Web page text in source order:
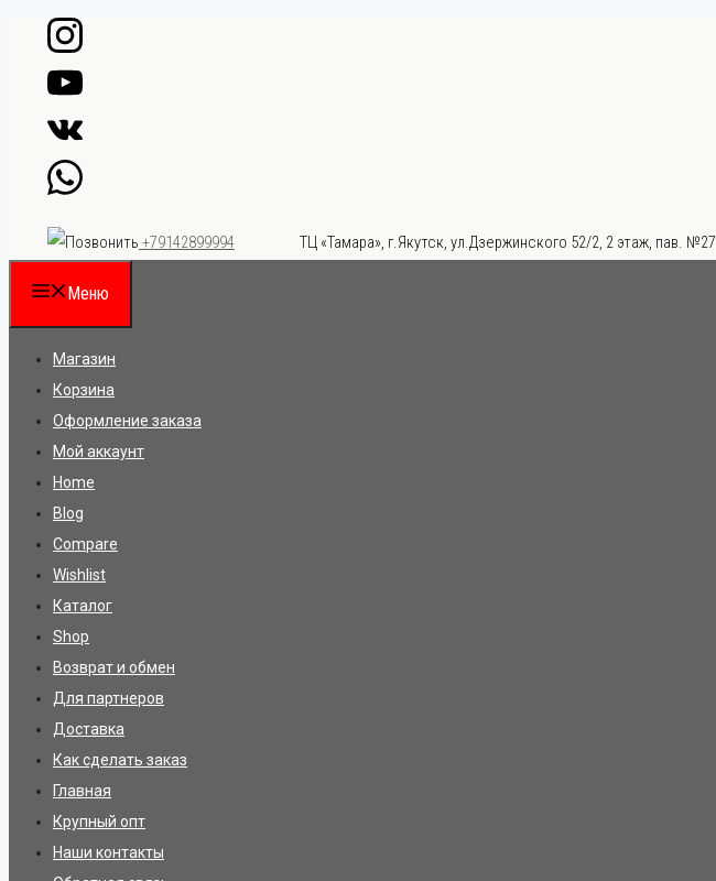
Перейти
содержимому
+79142899994 ТЦ «Тамара», г.Якутск, ул.Дзержинского 52/2, 2 этаж, пав. №27
Меню
Магазин
Корзина
Оформление заказа
Мой аккаунт
Home
Blog
Compare
Wishlist
Каталог
Shop
Возврат и обмен
Для партнеров
Доставка
Как сделать заказ
Главная
Крупный опт
Наши контакты